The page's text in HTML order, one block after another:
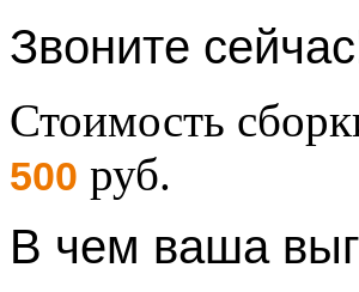
Звоните
Стоимость
500 руб.
В чем ваша